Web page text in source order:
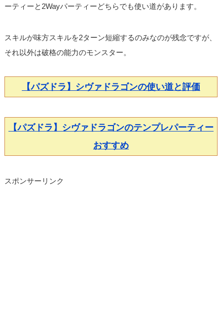
ーティーと2Wayパーティーどちらでも使い道があります。
スキルが味方スキルを2ターン短縮するのみなのが残念ですが、
それ以外は破格の能力のモンスター。
【パズドラ】シヴァドラゴンの使い道と評価
【パズドラ】シヴァドラゴンのテンプレパーティー
おすすめ
スポンサーリンク